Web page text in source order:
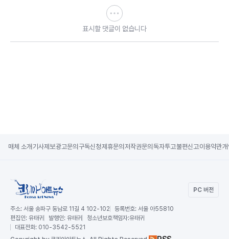
표시할 댓글이 없습니다
매체 소개 기사제보광고문의 구독신청제휴문의 저작권문의 독자투고불편신고이용약관
PC 버전
주소: 서울 송파구 동남로 11길 4 102-102 등록번호: 서울 아55810
편집인: 유태귀 발행인: 유태귀 청소년보호책임자:유태귀
대표전화: 010-3542-5521